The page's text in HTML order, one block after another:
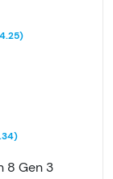
8 Gen 3